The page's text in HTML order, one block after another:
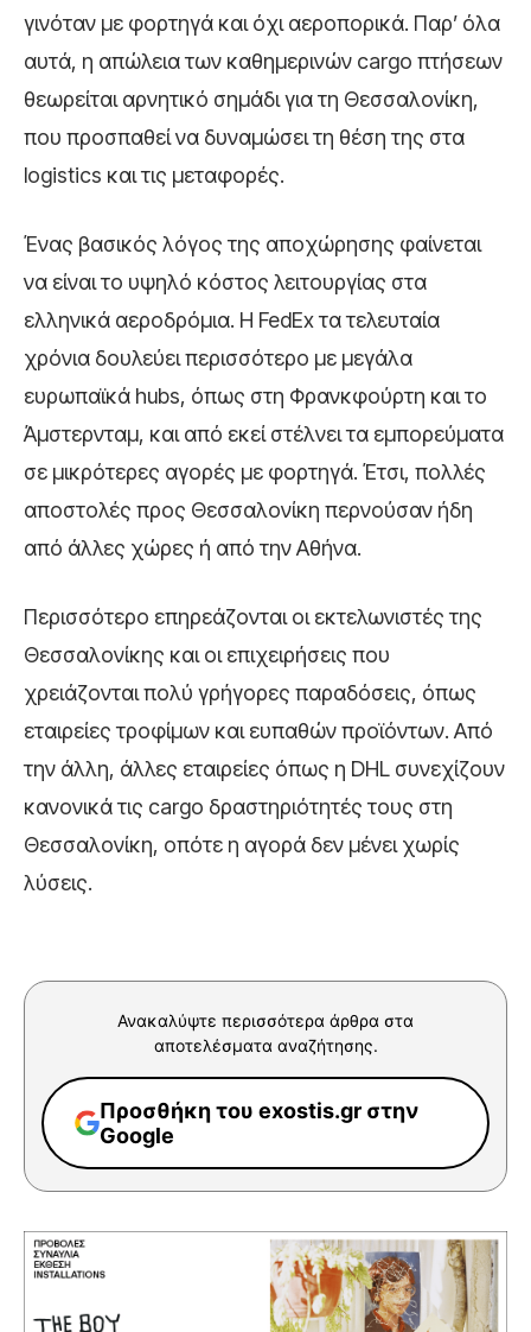
γινόταν με φορτηγά και όχι αεροπορικά. Παρ’ όλα
αυτά, η απώλεια των καθημερινών cargo πτήσεων
θεωρείται αρνητικό σημάδι για τη Θεσσαλονίκη,
που προσπαθεί να δυναμώσει τη θέση της στα
logistics και τις μεταφορές.
Ένας βασικός λόγος της αποχώρησης φαίνεται
να είναι το υψηλό κόστος λειτουργίας στα
ελληνικά αεροδρόμια. Η FedEx τα τελευταία
χρόνια δουλεύει περισσότερο με μεγάλα
ευρωπαϊκά hubs, όπως στη Φρανκφούρτη και το
Άμστερνταμ, και από εκεί στέλνει τα εμπορεύματα
σε μικρότερες αγορές με φορτηγά. Έτσι, πολλές
αποστολές προς Θεσσαλονίκη περνούσαν ήδη
από άλλες χώρες ή από την Αθήνα.
Περισσότερο επηρεάζονται οι εκτελωνιστές της
Θεσσαλονίκης και οι επιχειρήσεις που
χρειάζονται πολύ γρήγορες παραδόσεις, όπως
εταιρείες τροφίμων και ευπαθών προϊόντων. Από
την άλλη, άλλες εταιρείες όπως η DHL συνεχίζουν
κανονικά τις cargo δραστηριότητές τους στη
Θεσσαλονίκη, οπότε η αγορά δεν μένει χωρίς
λύσεις.
Ανακαλύψτε περισσότερα άρθρα στα
αποτελέσματα αναζήτησης.
Προσθήκη του exostis.gr στην
Google